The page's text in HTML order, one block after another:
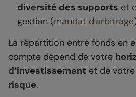
diversité des supports et
gestion (mandat d'arbitrage
La répartition entre fonds en
compte dépend de votre
d’investissement et de votre
risque.